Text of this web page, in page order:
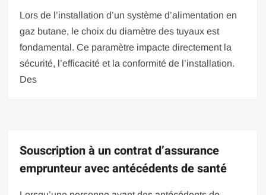
Lors de l’installation d’un système d’alimentation en
gaz butane, le choix du diamètre des tuyaux est
fondamental. Ce paramètre impacte directement la
sécurité, l’efficacité et la conformité de l’installation.
Des
Souscription à un contrat d’assurance
emprunteur avec antécédents de santé